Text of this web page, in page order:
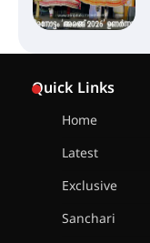
Quick Links
Home
Latest
Exclusive
Sanchari